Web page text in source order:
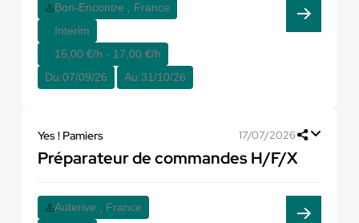
Bon-Encontre , France
Interim
15,00 €/h - 17,00 €/h
Du:07/09/26 Au:31/10/26
Yes ! Pamiers 17/07/2026
Préparateur de commandes H/F/X
Auterive , France